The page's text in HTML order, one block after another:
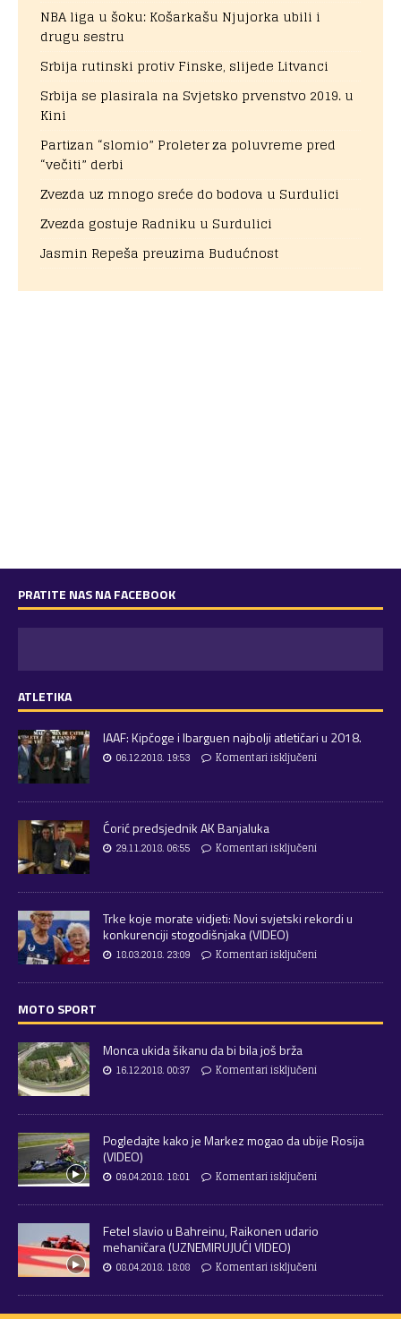
NBA liga u šoku: Košarkašu Njujorka ubili i
drugu sestru
Srbija rutinski protiv Finske, slijede Litvanci
Srbija se plasirala na Svjetsko prvenstvo 2019. u
Kini
Partizan “slomio” Proleter za poluvreme pred
“večiti” derbi
Zvezda uz mnogo sreće do bodova u Surdulici
Zvezda gostuje Radniku u Surdulici
Jasmin Repeša preuzima Budućnost
PRATITE NAS NA FACEBOOK
ATLETIKA
IAAF: Kipčoge i Ibarguen najbolji atletičari u 2018.
06.12.2018. 19:53 Komentari isključeni
Ćorić predsjednik AK Banjaluka
29.11.2018. 06:55 Komentari isključeni
Trke koje morate vidjeti: Novi svjetski rekordi u
konkurenciji stogodišnjaka (VIDEO)
18.03.2018. 23:09 Komentari isključeni
MOTO SPORT
Monca ukida šikanu da bi bila još brža
16.12.2018. 00:37 Komentari isključeni
Pogledajte kako je Markez mogao da ubije Rosija
(VIDEO)
09.04.2018. 18:01 Komentari isključeni
Fetel slavio u Bahreinu, Raikonen udario
mehaničara (UZNEMIRUJUĆI VIDEO)
08.04.2018. 18:08 Komentari isključeni